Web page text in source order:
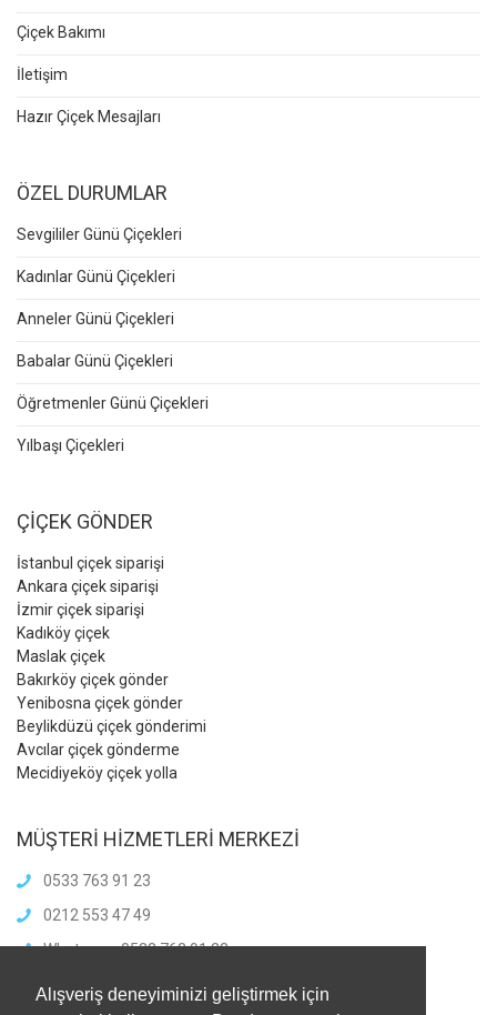
Alışveriş deneyiminizi geliştirmek için
Çiçek Bakımı
İletişim
Hazır Çiçek Mesajları
ÖZEL DURUMLAR
Sevgililer Günü Çiçekleri
Kadınlar Günü Çiçekleri
Anneler Günü Çiçekleri
Babalar Günü Çiçekleri
Öğretmenler Günü Çiçekleri
Yılbaşı Çiçekleri
ÇİÇEK GÖNDER
İstanbul çiçek siparişi
Ankara çiçek siparişi
İzmir çiçek siparişi
Kadıköy çiçek
Maslak çiçek
Bakırköy çiçek gönder
Yenibosna çiçek gönder
Beylikdüzü çiçek gönderimi
Avcılar çiçek gönderme
Mecidiyeköy çiçek yolla
MÜŞTERİ HİZMETLERİ MERKEZİ
0533 763 91 23
0212 553 47 49
Whatsapp: 0533 763 91 23
info@meliscicekcilik.com